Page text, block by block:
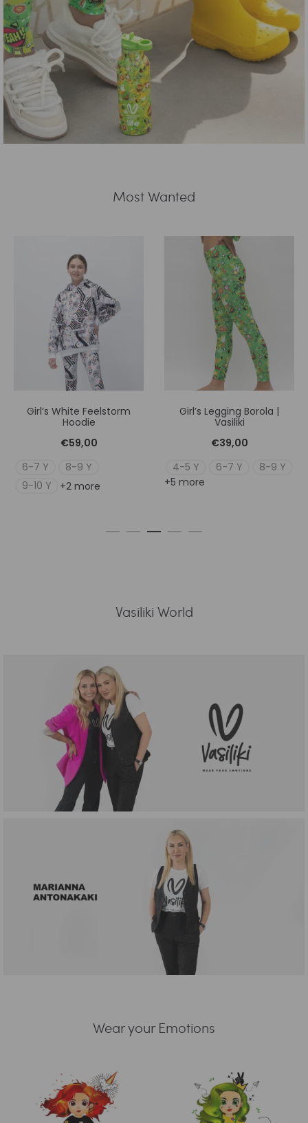
Most Wanted
Girl’s Legging Borola |
Vasiliki
€39,00
4-5 Y
6-7 Y
+5 more
Girl’s Crop Top Rainbow |
Vasiliki
€25,00
4-5 Y
6-7 Y
8-9 Y
+5 more
Vasiliki World
Wear your Emotions